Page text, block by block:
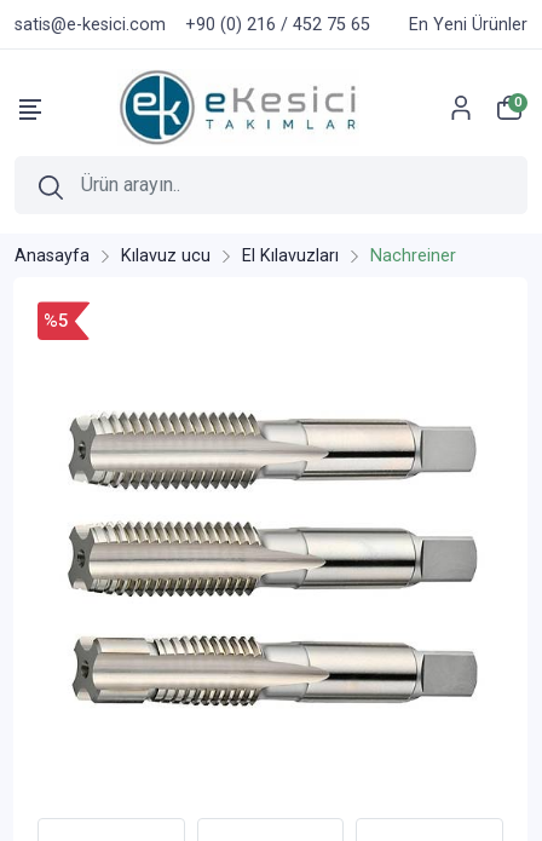
satis@e-kesici.com +90 (0) 216 / 452 75 65 En Yeni Ürünler
0
Anasayfa Kılavuz ucu El Kılavuzları Nachreiner
%5